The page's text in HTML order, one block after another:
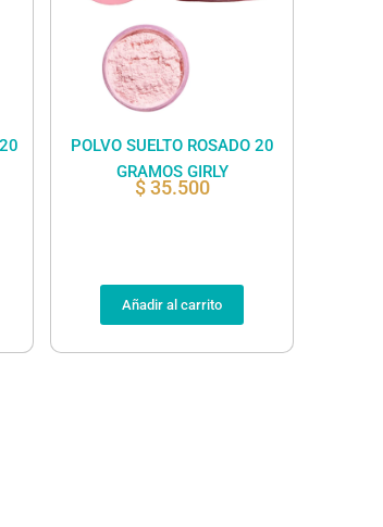
POLVO SUELTO ROSADO 20
GRAMOS GIRLY
$35.500
Añadir al carrito